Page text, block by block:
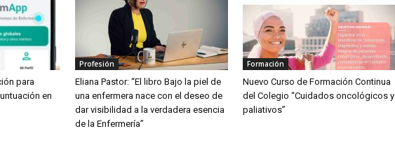
para
en
Profesión
Eliana Pastor: “El libro Bajo la piel de
una enfermera nace con el deseo de
dar visibilidad a la verdadera esencia
de la Enfermería”
Formación
Nuevo Curso de Formación Continua
del Colegio “Cuidados oncológicos y
paliativos”